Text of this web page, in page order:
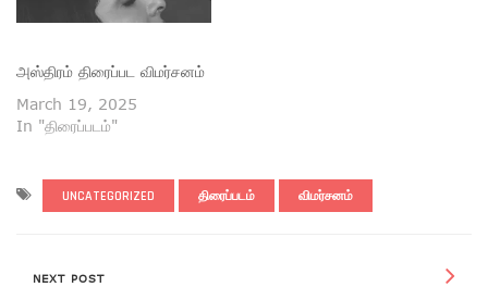
அஸ்திரம் திரைப்பட விமர்சனம்
March 19, 2025
In "திரைப்படம்"
UNCATEGORIZED திரைப்படம் விமர்சனம்
NEXT POST